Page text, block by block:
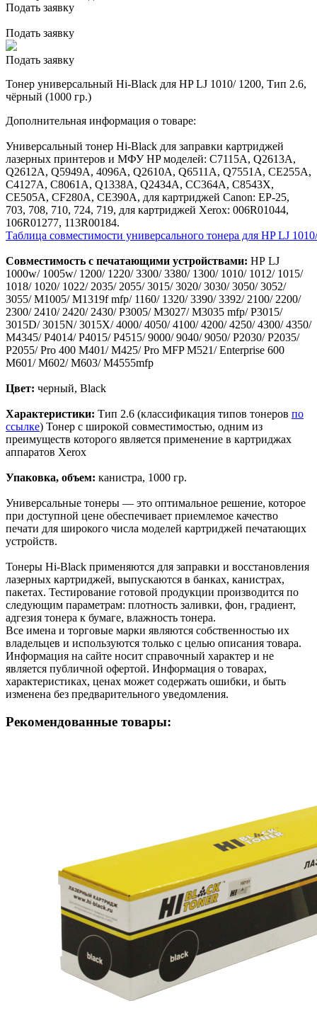
Подать заявку
Подать заявку
Подать заявку
Тонер универсальный Hi-Black для HP LJ 1010/ 1200, Тип 2.6,
чёрный (1000 гр.)
Дополнительная информация о товаре:
Универсальный тонер Hi-Black для заправки картриджей
лазерных принтеров и МФУ HP моделей: C7115A, Q2613A,
Q2612A, Q5949A, 4096A, Q2610A, Q6511A, Q7551A, CE255A,
C4127A, C8061A, Q1338A, Q2434A, CC364A, C8543X,
CE505A, CF280A, CE390A, для картриджей Canon: EP-25,
703, 708, 710, 724, 719, для картриджей Xerox: 006R01044,
106R01277, 113R00184.
Таблица совместимости универсального тонера для HP LJ
Совместимость с печатающими устройствами: НР LJ
1000w/ 1005w/ 1200/ 1220/ 3300/ 3380/ 1300/ 1010/ 1012/ 1015/
1018/ 1020/ 1022/ 2035/ 2055/ 3015/ 3020/ 3030/ 3050/ 3052/
3055/ M1005/ M1319f mfp/ 1160/ 1320/ 3390/ 3392/ 2100/ 2200/
2300/ 2410/ 2420/ 2430/ P3005/ M3027/ M3035 mfp/ P3015/
3015D/ 3015N/ 3015X/ 4000/ 4050/ 4100/ 4200/ 4250/ 4300/ 4350/
M4345/ P4014/ P4015/ P4515/ 9000/ 9040/ 9050/ P2030/ P2035/
P2055/ Pro 400 M401/ M425/ Pro MFP M521/ Enterprise 600
M601/ M602/ M603/ M4555mfp
Цвет: черный, Black
Характеристики: Тип 2.6 (классификация типов тонеров по
ссылке) Тонер с широкой совместимостью, одним из
преимуществ которого является применение в картриджах
аппаратов Xerox
Упаковка, объем: канистра, 1000 гр.
Универсальные тонеры — это оптимальное решение, которое
при доступной цене обеспечивает приемлемое качество
печати для широкого числа моделей картриджей печатающих
устройств.
Тонеры Hi-Black применяются для заправки и восстановления
лазерных картриджей, выпускаются в банках, канистрах,
пакетах. Тестирование готовой продукции производится по
следующим параметрам: плотность заливки, фон, градиент,
адгезия тонера к бумаге, влажность тонера.
Все имена и торговые марки являются собственностью их
владельцев и используются только с целью описания товара.
Информация на сайте носит справочный характер и не
является публичной офертой. Информация о товарах,
характеристиках, ценах может содержать ошибки, и быть
изменена без предварительного уведомления.
Рекомендованные товары: